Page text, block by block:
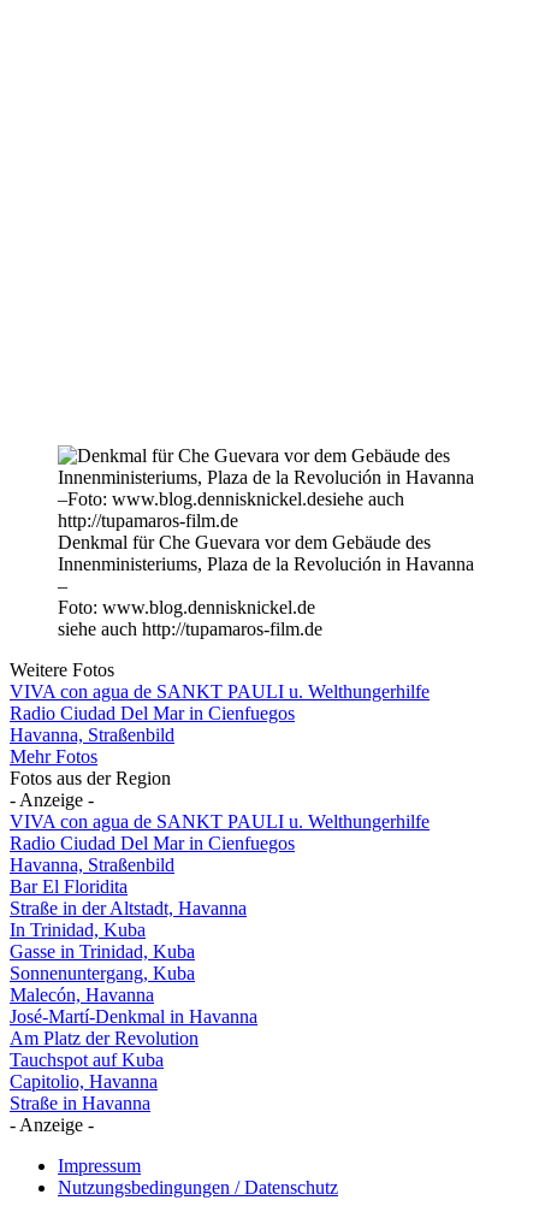
Denkmal für Che Guevara vor dem Gebäude des
Innenministeriums, Plaza de la Revolución in Havanna
–
Foto: www.blog.dennisknickel.de
siehe auch http://tupamaros-film.de
Weitere Fotos
VIVA con agua de SANKT PAULI u. Welthungerhilfe
Radio Ciudad Del Mar in Cienfuegos
Havanna, Straßenbild
Mehr Fotos
Fotos aus der Region
- Anzeige -
VIVA con agua de SANKT PAULI u. Welthungerhilfe
Radio Ciudad Del Mar in Cienfuegos
Havanna, Straßenbild
Bar El Floridita
Straße in der Altstadt, Havanna
In Trinidad, Kuba
Gasse in Trinidad, Kuba
Sonnenuntergang, Kuba
Malecón, Havanna
José-Martí-Denkmal in Havanna
Am Platz der Revolution
Tauchspot auf Kuba
Capitolio, Havanna
Straße in Havanna
- Anzeige -
Impressum
Nutzungsbedingungen / Datenschutz